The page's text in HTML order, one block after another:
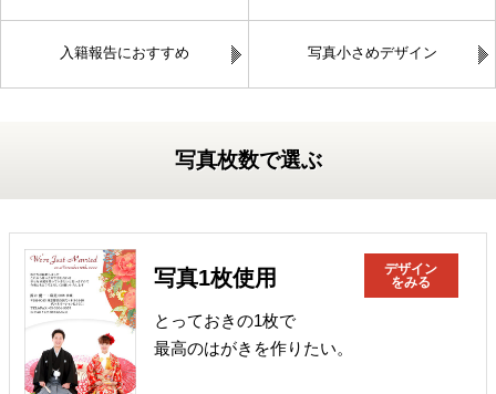
入籍報告におすすめ 写真小さめデザイン
写真枚数で選ぶ
写真1枚使用
デザイン
をみる
とっておきの1枚で
最高のはがきを作りたい。